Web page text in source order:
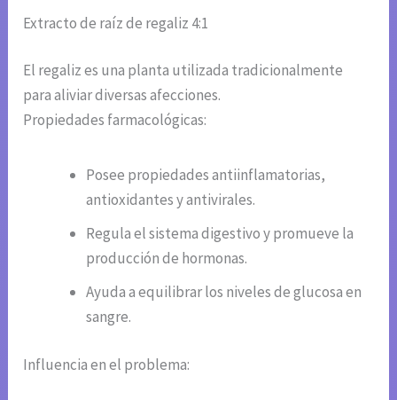
Extracto de raíz de regaliz 4:1
El regaliz es una planta utilizada tradicionalmente
para aliviar diversas afecciones.
Propiedades farmacológicas:
Posee propiedades antiinflamatorias,
antioxidantes y antivirales.
Regula el sistema digestivo y promueve la
producción de hormonas.
Ayuda a equilibrar los niveles de glucosa en
sangre.
Influencia en el problema: